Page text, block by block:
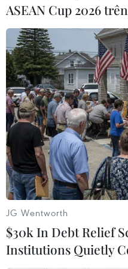
của Công Phương và
nhanh chân tung cú
thủ thành Muhammad
đội tuyển U23 Việt
ASEAN Cup 2026
JG Wentworth
$30k In Debt Relief
Institutions Quietly